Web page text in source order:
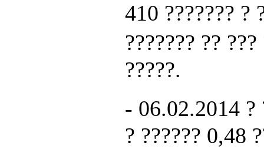
410 ??????? ?
??????? ??
?????.
- 06.02.2014 ?
? ?????? 0,48